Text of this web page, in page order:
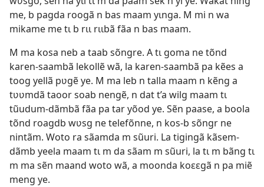
me, b pagda roogã n bas maam yɩnga. M mi n wa
mikame me tɩ b rɩɩ rɩɩbã fãa n bas maam.
M ma kosa neb a taab sõngre. A tɩ goma ne tõnd
karen-saambã lekollẽ wã, la karen-saambã pa kẽes a
toog yellã pʋgẽ ye. M ma leb n talla maam n kẽng a
tʋʋmdã taoor soab nengẽ, n dat t’a wilg maam tɩ
tũudum-dãmbã fãa pa tar yõod ye. Sẽn paase, a boola
tõnd roagdb wʋsg ne telefõnne, n kos-b sõngr ne
nintãm. Woto ra sãamda m sũuri. La tigingã kãsem-
dãmb yeela maam tɩ m da sãam m sũuri, la tɩ m bãng tɩ
m ma sẽn maand woto wã, a moonda koɛɛgã n pa miẽ
meng ye.